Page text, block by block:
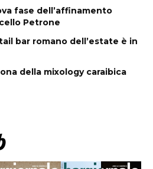
fase dell’affinamento
Petrone
bar romano dell’estate è in
della mixology caraibica